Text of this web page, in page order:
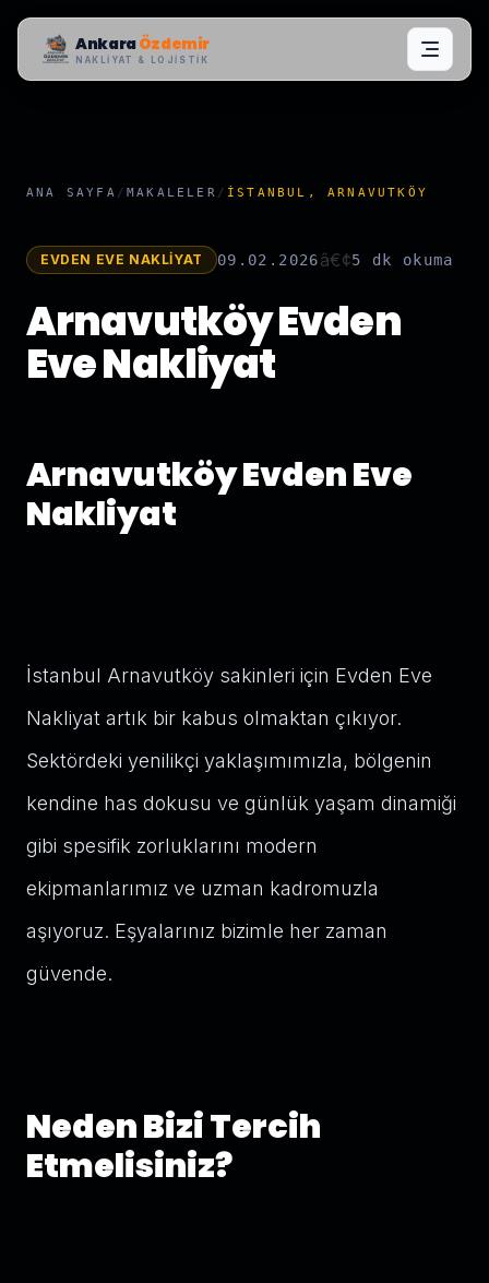
AnkaraÖzdemir
NAKLIYAT & LOJISTIK
ANA SAYFA /MAKALELER / İSTANBUL, ARNAVUTKÖY
EVDEN EVE NAKLIYAT 09.02.2026â€¢5 dk okuma
Arnavutköy Evden
Eve Nakliyat
Arnavutköy Evden Eve
Nakliyat
İstanbul Arnavutköy sakinleri için Evden Eve
Nakliyat artık bir kabus olmaktan çıkıyor.
Sektördeki yenilikçi yaklaşımımızla, bölgenin
kendine has dokusu ve günlük yaşam dinamiği
gibi spesifik zorluklarını modern
ekipmanlarımız ve uzman kadromuzla
aşıyoruz. Eşyalarınız bizimle her zaman
güvende.
Neden Bizi Tercih
Etmelisiniz?